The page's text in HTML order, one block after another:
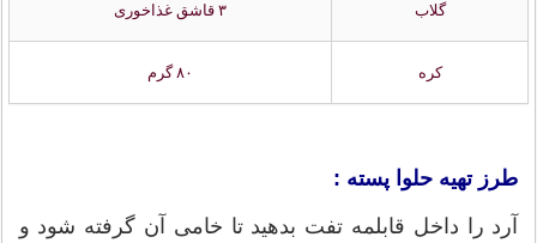
گلاب ۳ قاشق غذاخوری
کره ۸۰ گرم
طرز تهیه حلوا پسته :
آرد را داخل قابلمه تفت بدهید تا خامی آن گرفته شود و